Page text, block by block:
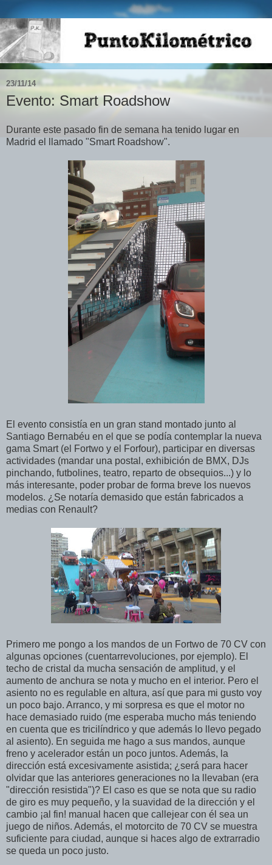
23/11/14
Evento: Smart Roadshow
Durante este pasado fin de semana ha tenido lugar en
Madrid el llamado "Smart Roadshow".
El evento consistía en un gran stand montado junto al
Santiago Bernabéu en el que se podía contemplar la nueva
gama Smart (el Fortwo y el Forfour), participar en diversas
actividades (mandar una postal, exhibición de BMX, DJs
pinchando, futbolines, teatro, reparto de obsequios...) y lo
más interesante, poder probar de forma breve los nuevos
modelos. ¿Se notaría demasido que están fabricados a
medias con Renault?
Primero me pongo a los mandos de un Fortwo de 70 CV con
algunas opciones (cuentarrevoluciones, por ejemplo). El
techo de cristal da mucha sensación de amplitud, y el
aumento de anchura se nota y mucho en el interior. Pero el
asiento no es regulable en altura, así que para mi gusto voy
un poco bajo. Arranco, y mi sorpresa es que el motor no
hace demasiado ruido (me esperaba mucho más teniendo
en cuenta que es tricilíndrico y que además lo llevo pegado
al asiento). En seguida me hago a sus mandos, aunque
freno y acelerador están un poco juntos. Además, la
dirección está excesivamente asistida; ¿será para hacer
olvidar que las anteriores generaciones no la llevaban (era
"dirección resistida")? El caso es que se nota que su radio
de giro es muy pequeño, y la suavidad de la dirección y el
cambio ¡al fin! manual hacen que callejear con él sea un
juego de niños. Además, el motorcito de 70 CV se muestra
suficiente para ciudad, aunque si haces algo de extrarradio
se queda un poco justo.